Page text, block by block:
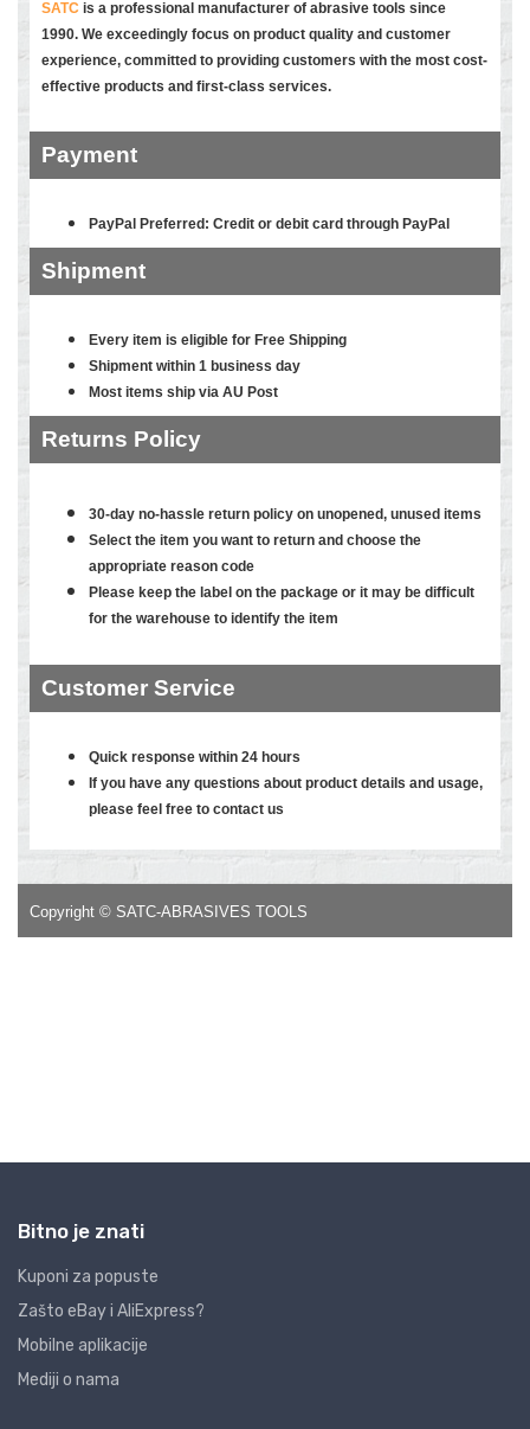
Bitno je znati
Kuponi za popuste
Zašto eBay i AliExpress?
Mobilne aplikacije
Mediji o nama